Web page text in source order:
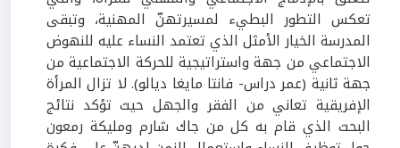
تعكس التطور البطيء لمسيرتهنّ المهنية، وتبقى
المدرسة الخيار الأمثل الذي تعتمد النساء عليه للنهوض
الاجتماعي من جهة واستراتيجية للحركة الاجتماعية من
جهة ثانية (عمر دراس- فانتا مايغا ديالو). لا تزال المرأة
الإفريقية تعاني من الفقر والجهل حيث تؤكد نتائج
البحث الذي قام به كل من جاك شارم ومليكة رمعون